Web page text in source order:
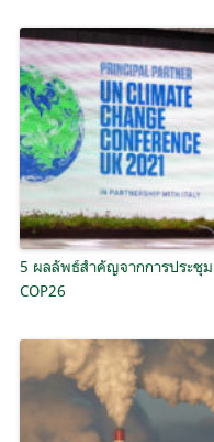
5 ผลลัพธ์สำคัญจากการประชุม
COP26